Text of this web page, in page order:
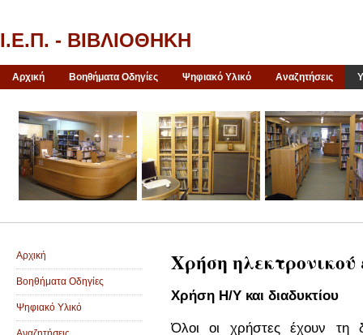
Ι.Ε.Π. - ΒΙΒΛΙΟΘΗΚΗ
Αρχική Βοηθήματα Οδηγίες Ψηφιακό Υλικό Αναζητήσεις
Χρήση ηλεκτρονικού
Χρήση Η/Υ και διαδυκτίου
Όλοι οι χρήστες έχουν τη
Αρχική
Βοηθήματα Οδηγίες
Ψηφιακό Υλικό